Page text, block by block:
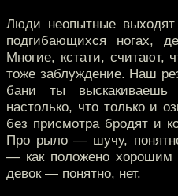
Люди неопытные
подгибающихся ногах,
Многие, кстати, считают,
тоже заблуждение. Наш
бани ты
настолько, что только и
без присмотра бродят и
Про рыло — шучу,
— как положено
девок — понятно, нет.